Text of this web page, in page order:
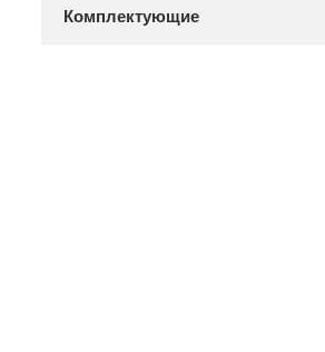
Комплектующие